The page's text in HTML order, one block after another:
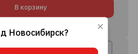
В корзину
8+ КРЕДИТНЫХ ПРЕДЛОЖЕНИЙ
Новосибирск?
сайт, вы даете согласие